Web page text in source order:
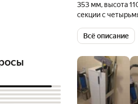
353 мм, высота
секции с
других
поверхностью и
сторона
Всё описание